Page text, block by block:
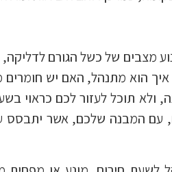
מצבים של כשל הגורם
הוא מתנהל, האם יש חומרים
תוכל לעזור לכם כראוי
עם המבנה שלכם, אשר יתבסס